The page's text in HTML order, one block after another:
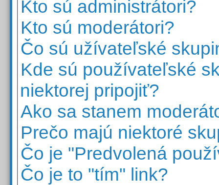
Kto sú administrátori?
Kto sú moderátori?
Čo sú užívateľské
Kde sú používateľské
niektorej pripojiť?
Ako sa stanem
Prečo majú niektoré
Čo je "Predvolená
Čo je to "tím" link?